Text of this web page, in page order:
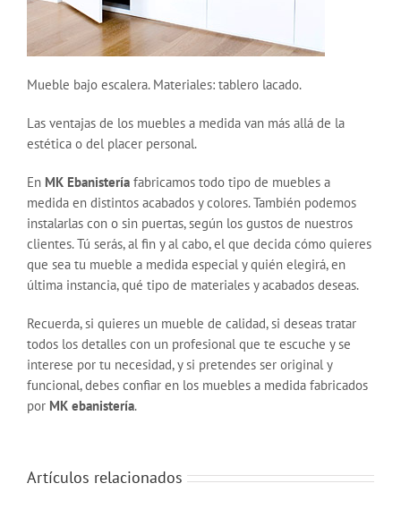
Mueble bajo escalera. Materiales: tablero lacado.
Las ventajas de los muebles a medida van más allá de la
estética o del placer personal.
En MK Ebanistería fabricamos todo tipo de muebles a
medida en distintos acabados y colores. También podemos
instalarlas con o sin puertas, según los gustos de nuestros
clientes. Tú serás, al fin y al cabo, el que decida cómo quieres
que sea tu mueble a medida especial y quién elegirá, en
última instancia, qué tipo de materiales y acabados deseas.
Recuerda, si quieres un mueble de calidad, si deseas tratar
todos los detalles con un profesional que te escuche y se
interese por tu necesidad, y si pretendes ser original y
funcional, debes confiar en los muebles a medida fabricados
por MK ebanistería.
Artículos relacionados